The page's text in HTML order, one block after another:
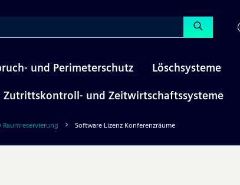
und Perimeterschutz Löschsysteme
Zutrittskontroll- und Zeitwirtschaftssysteme
Raumreservierung Software Lizenz Konferenzräume